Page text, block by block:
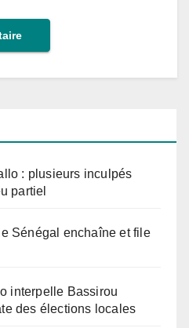
: plusieurs inculpés
partiel
Sénégal enchaîne et file
interpelle Bassirou
des élections locales